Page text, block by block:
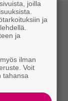
joilla
ja
ja
ilman
Voit
tahansa